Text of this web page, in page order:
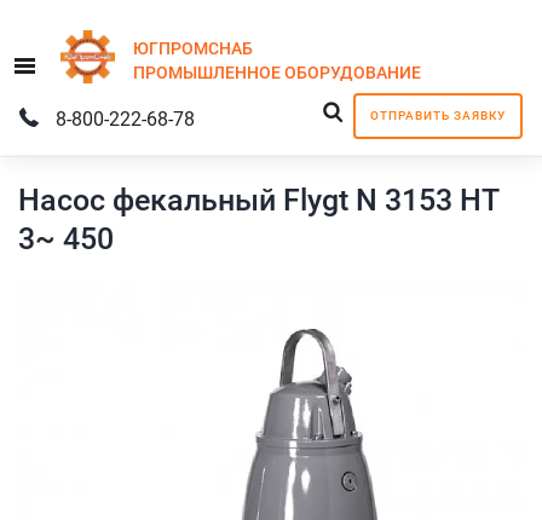
Menu
ЮГПРОМСНАБ
ПРОМЫШЛЕННОЕОБОРУДОВАНИЕ
ОТПРАВИТЬ ЗАЯВКУ
8-800-222-68-78
Насос фекальный Flygt N 3153 HT
3~ 450